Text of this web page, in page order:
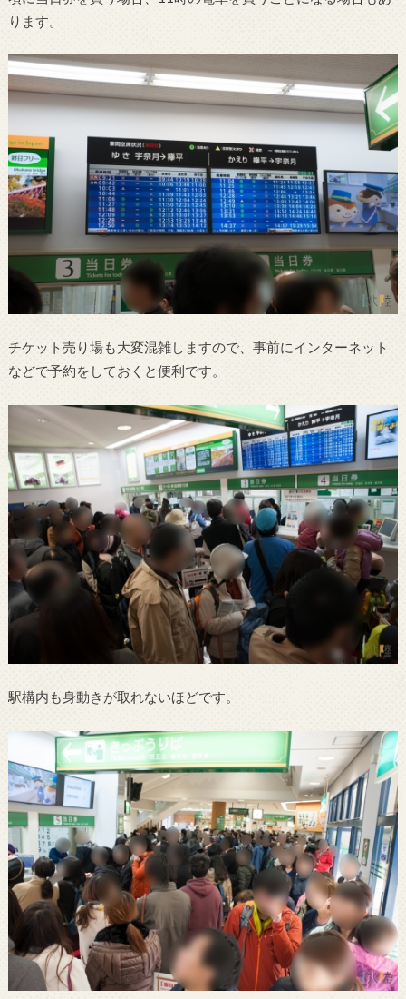
ります。
チケット売り場も大変混雑しますので、事前にインターネット
などで予約をしておくと便利です。
駅構内も身動きが取れないほどです。